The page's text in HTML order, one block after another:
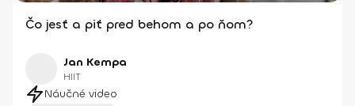
Čo jesť a piť pred behom a po ňom?
Jan Kempa
HIIT
Náučné video